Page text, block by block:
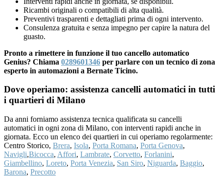
Ricambi originali o compatibili di alta qualità.
Preventivi trasparenti e dettagliati prima di ogni intervento.
Consulenza gratuita e senza impegno per capire la natura del
guasto.
Pronto a rimettere in funzione il tuo cancello automatico
Genius? Chiama 0289601346 per parlare con un tecnico di zona
esperto in automazioni a Bernate Ticino.
Dove operiamo: assistenza cancelli automatici in tutti
i quartieri di Milano
Da anni forniamo assistenza tecnica qualificata su cancelli
automatici in ogni zona di Milano, con interventi rapidi anche in
giornata. Ecco un elenco dei quartieri in cui operiamo regolarmente:
Centro Storico, Brera, Isola, Porta Romana, Porta Genova,
Navigli,Bicocca, Affori, Lambrate, Corvetto, Forlanini,
Giambellino, Loreto, Porta Venezia, San Siro, Niguarda, Baggio,
Barona, Precotto